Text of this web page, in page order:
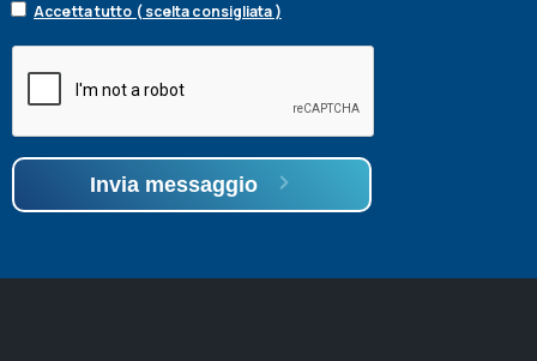
Accetta tutto ( scelta consigliata )
Invia messaggio